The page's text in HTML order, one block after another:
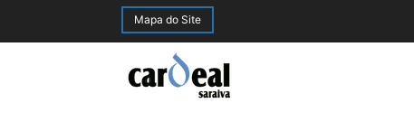
Mapa do Site